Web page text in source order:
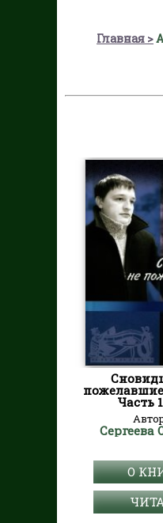
Главная
Часть
Сергеева
О